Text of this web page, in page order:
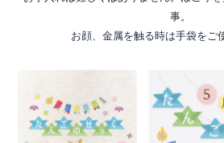
事。
お顔、金属を触る時は手袋をご